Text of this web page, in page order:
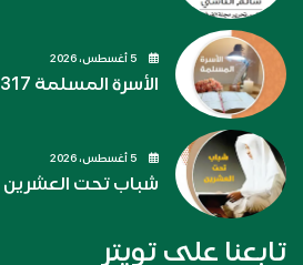
الأسرة المسلمة 1317
شباب تحت العشرين 1317
تابعنا على تويتر